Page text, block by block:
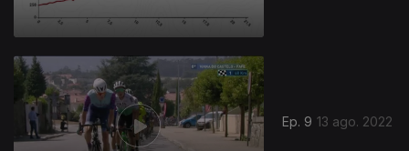
Ep. 9 13 ago. 2022